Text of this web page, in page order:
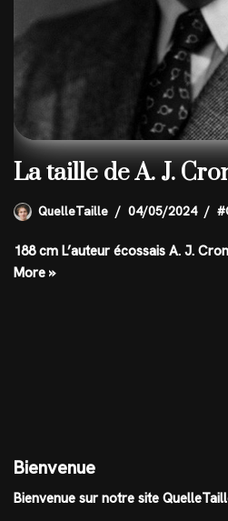
La taille de A. J.
QuelleTaille 04/05/2024
188 cm L’auteur écossais A. J.
More »
Bienvenue
Bienvenue sur notre site